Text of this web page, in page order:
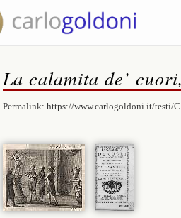
La calamita de’
Permalink: https://www.carlogoldoni.it/testi/